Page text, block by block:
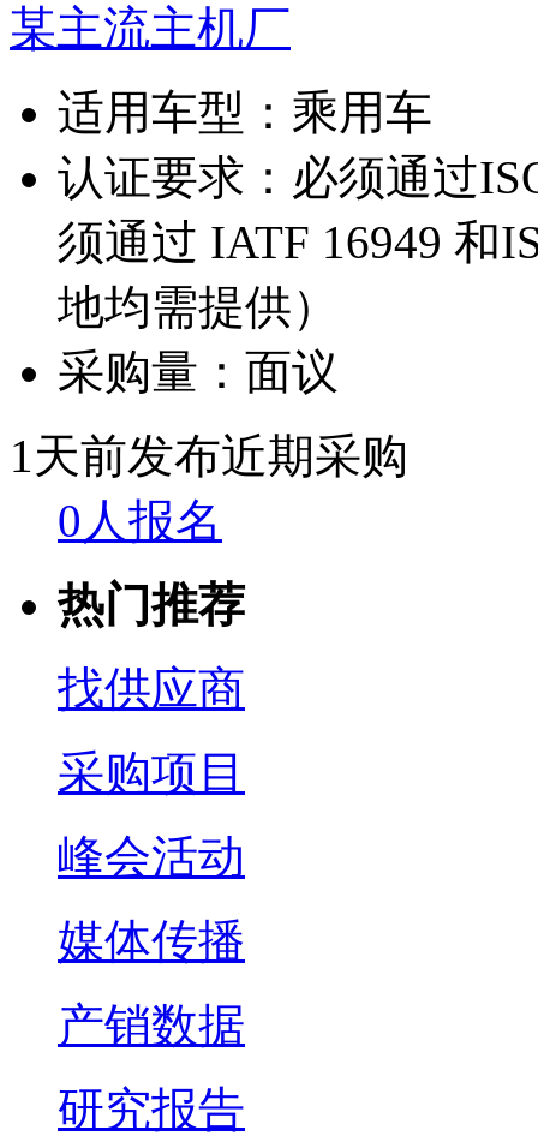
某主流主机厂
适用车型： 乘用车
认证要求： 必须通过
须通过 IATF 16949 和
地均需提供）
采购量： 面议
1天前发布近期采购
0人报名
热门推荐
找供应商
采购项目
峰会活动
媒体传播
产销数据
研究报告